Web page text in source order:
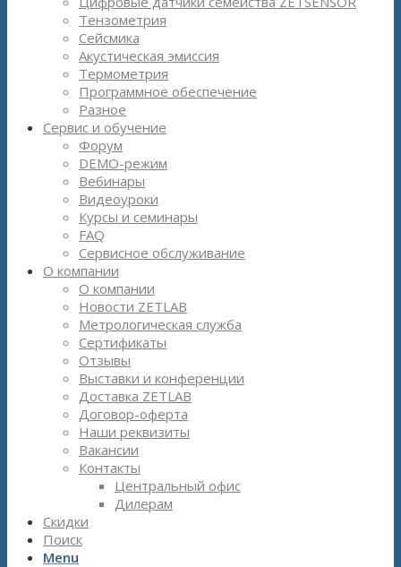
Тензометрия
Сейсмика
Акустическая эмиссия
Термометрия
Программное обеспечение
Разное
Сервис и обучение
Форум
DEMO-режим
Вебинары
Видеоуроки
Курсы и семинары
FAQ
Сервисное обслуживание
О компании
О компании
Новости ZETLAB
Метрологическая служба
Сертификаты
Отзывы
Выставки и конференции
Доставка ZETLAB
Договор-оферта
Наши реквизиты
Вакансии
Контакты
Центральный офис
Дилерам
Скидки
Поиск
Menu